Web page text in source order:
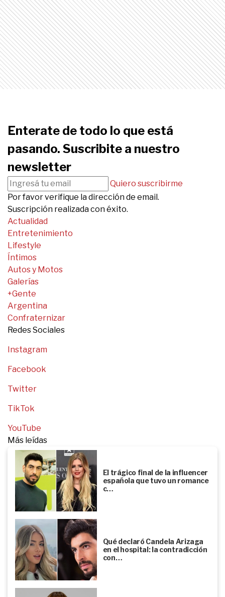
Enterate de todo lo que está
pasando. Suscribite a nuestro
newsletter
Quiero suscribirme
Por favor verifique la dirección de email.
Suscripción realizada con éxito.
Actualidad
Entretenimiento
Lifestyle
Íntimos
Autos y Motos
Galerías
+Gente
Argentina
Confraternizar
Redes Sociales
Instagram
Facebook
Twitter
TikTok
YouTube
Más leídas
El trágico final de la influencer
española que tuvo un romance
c…
Qué declaró Candela Arizaga
en el hospital: la contradicción
con…